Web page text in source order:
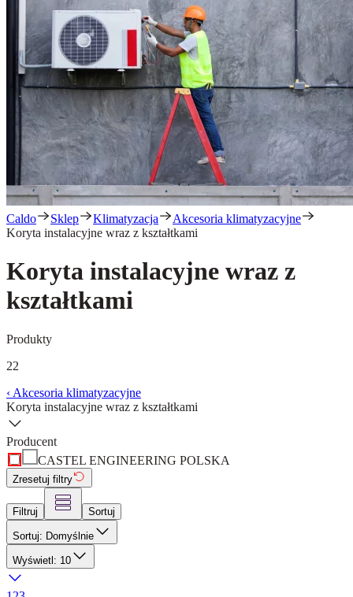
Caldo Sklep Klimatyzacja
Akcesoria klimatyzacyjne
Koryta instalacyjne wraz z kształtkami
Koryta instalacyjne wraz z
kształtkami
Produkty
22
‹ Akcesoria klimatyzacyjne
Koryta instalacyjne wraz z kształtkami
Producent
CASTEL ENGINEERING POLSKA
Zresetuj filtry
Filtruj Sortuj
Sortuj: Domyślnie
Wyświetl: 10